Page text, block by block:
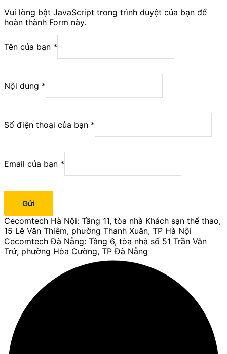
Vui lòng bật JavaScript trong trình duyệt của bạn để
hoàn thành Form này.
Tên của bạn *
Nội dung *
Số điện thoại của bạn *
điện
Nội
Email của bạn *
Gửi
Cecomtech Hà Nội: Tầng 11, tòa nhà Khách sạn thể thao,
15 Lê Văn Thiêm, phường Thanh Xuân, TP Hà Nội
Cecomtech Đà Nẵng: Tầng 6, tòa nhà số 51 Trần Văn
Trứ, phường Hòa Cường, TP Đà Nẵng